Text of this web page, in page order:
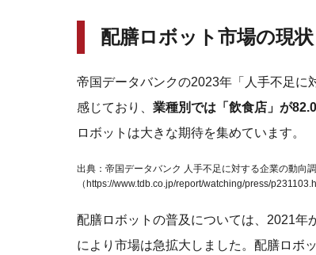
配膳ロボット市場の現
帝国データバンクの2023年「人手不足に
感じており、 業種別では「飲食店」が
ロボットは大きな期待を集めています。
出典：帝国データバンク 人手不足に対する企業の動向
（https://www.tdb.co.jp/report/watching/press/
配膳ロボットの普及については、2021年
により市場は急拡大しました。配膳ロボ